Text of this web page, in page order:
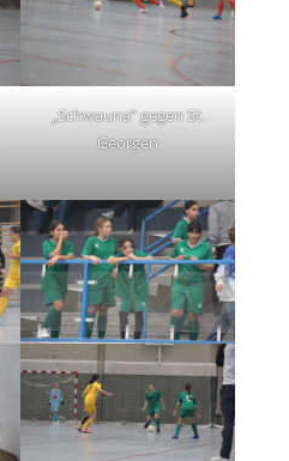
„Schwauna“ gegen St.
Georgen